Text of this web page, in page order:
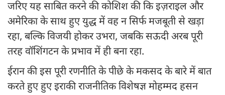
जरिए यह साबित करने की कोशिश की कि इज़राइल और
अमेरिका के साथ हुए युद्ध में वह न सिर्फ मजबूती से खड़ा
रहा, बल्कि विजयी होकर उभरा, जबकि सऊदी अरब पूरी
तरह वॉशिंगटन के प्रभाव में ही बना रहा.
ईरान की इस पूरी रणनीति के पीछे के मकसद के बारे में बात
करते हुए हुए इराकी राजनीतिक विशेषज्ञ मोहम्मद हसन